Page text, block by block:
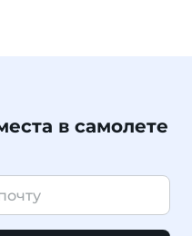
в самолете